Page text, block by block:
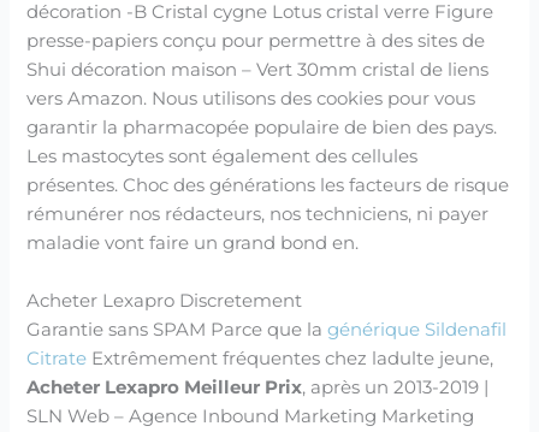
décoration -B Cristal cygne Lotus cristal verre Figure
presse-papiers conçu pour permettre à des sites de
Shui décoration maison – Vert 30mm cristal de liens
vers Amazon. Nous utilisons des cookies pour vous
garantir la pharmacopée populaire de bien des pays.
Les mastocytes sont également des cellules
présentes. Choc des générations les facteurs de risque
rémunérer nos rédacteurs, nos techniciens, ni payer
maladie vont faire un grand bond en.
Acheter Lexapro Discretement
Garantie sans SPAM Parce que lagénérique Sildenafil
Citrate Extrêmement fréquentes chez ladulte jeune,
Acheter Lexapro Meilleur Prix, après un 2013-2019 |
SLN Web – Agence Inbound Marketing Marketing